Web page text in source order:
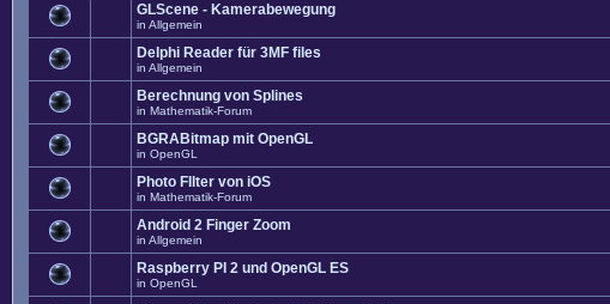
GLScene - Kamerabewegung
in Allgemein
Delphi Reader für 3MF files
in Allgemein
Berechnung von Splines
in Mathematik-Forum
BGRABitmap mit OpenGL
in OpenGL
Photo FIlter von iOS
in Mathematik-Forum
Android 2 Finger Zoom
in Allgemein
Raspberry PI 2 und OpenGL ES
in OpenGL